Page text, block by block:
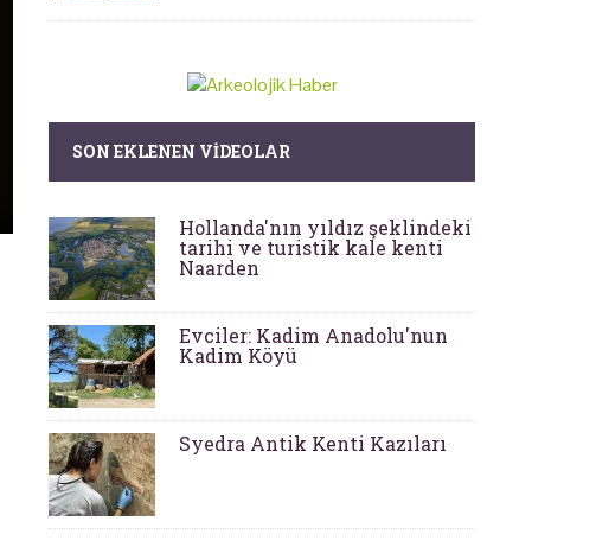
SON EKLENEN VIDEOLAR
Hollanda'nın yıldız şeklindeki
tarihi ve turistik kale kenti
Naarden
Evciler: Kadim Anadolu'nun
Kadim Köyü
Syedra Antik Kenti Kazıları